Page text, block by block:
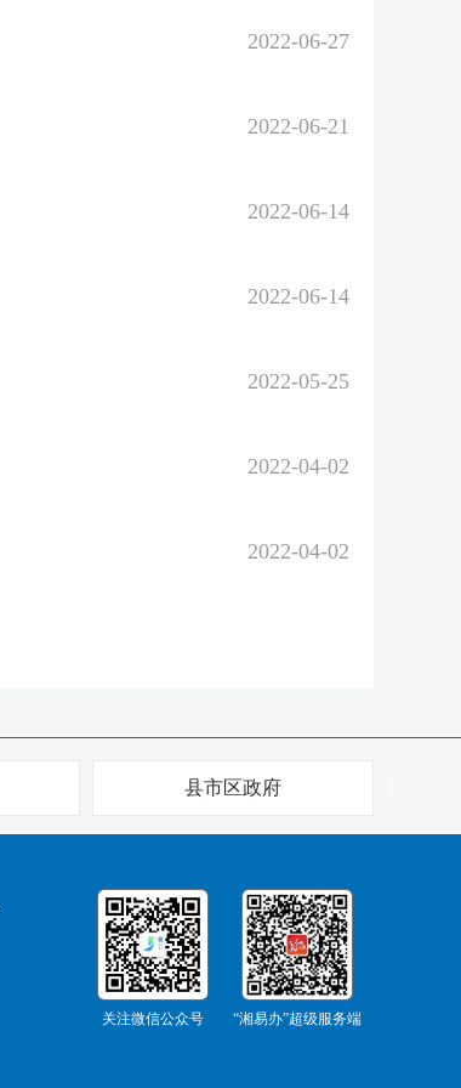
2022-06-27
2022-06-21
2022-06-14
2022-06-14
2022-05-25
2022-04-02
2022-04-02
县市区政府
关注微信公众号 “湘易办”超级服务端